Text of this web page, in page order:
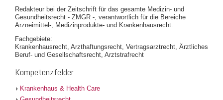
Redakteur bei der Zeitschrift für das gesamte Medizin- und
Gesundheitsrecht - ZMGR -, verantwortlich für die Bereiche
Arzneimittel-, Medizinprodukte- und Krankenhausrecht.
Fachgebiete:
Krankenhausrecht, Arzthaftungsrecht, Vertragsarztrecht, Ärztliches
Beruf- und Gesellschaftsrecht, Arztstrafrecht
Kompetenzfelder
Krankenhaus & Health Care